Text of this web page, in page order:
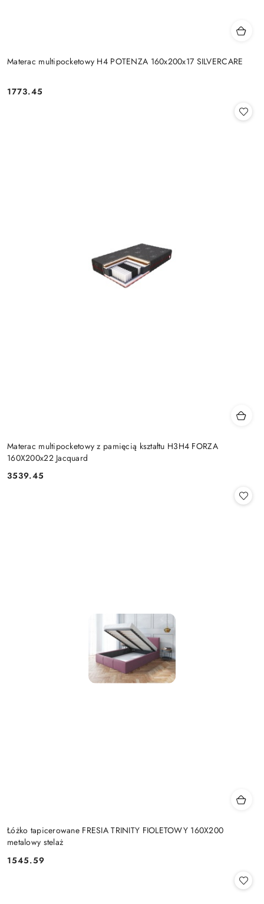
Materac multipocketowy H4 POTENZA 160x200x17 SILVERCARE
Cena:
1773.45
Materac multipocketowy z pamięcią kształtu H3H4 FORZA
160X200x22 Jacquard
Cena:
3539.45
Łóżko tapicerowane FRESIA TRINITY FIOLETOWY 160X200
metalowy stelaż
Cena:
1545.59